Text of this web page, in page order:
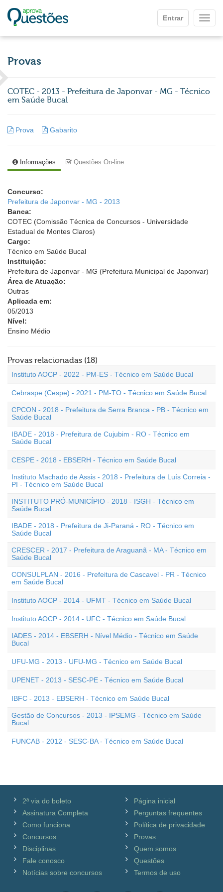
Entrar
Provas
COTEC - 2013 - Prefeitura de Japonvar - MG - Técnico
em Saúde Bucal
Prova Gabarito
Informações Questões On-line
Concurso:
Prefeitura de Japonvar - MG - 2013
Banca:
COTEC (Comissão Técnica de Concursos - Universidade
Estadual de Montes Claros)
Cargo:
Técnico em Saúde Bucal
Instituição:
Prefeitura de Japonvar - MG (Prefeitura Municipal de Japonvar)
Área de Atuação:
Outras
Aplicada em:
05/2013
Nível:
Ensino Médio
Provas relacionadas (18)
Instituto AOCP - 2022 - PM-ES - Técnico em Saúde Bucal
Cebraspe (Cespe) - 2021 - PM-TO - Técnico em Saúde Bucal
CPCON - 2018 - Prefeitura de Serra Branca - PB - Técnico em
Saúde Bucal
IBADE - 2018 - Prefeitura de Cujubim - RO - Técnico em
Saúde Bucal
CESPE - 2018 - EBSERH - Técnico em Saúde Bucal
Instituto Machado de Assis - 2018 - Prefeitura de Luís Correia -
PI - Técnico em Saúde Bucal
INSTITUTO PRÓ-MUNICÍPIO - 2018 - ISGH - Técnico em
Saúde Bucal
IBADE - 2018 - Prefeitura de Ji-Paraná - RO - Técnico em
Saúde Bucal
CRESCER - 2017 - Prefeitura de Araguanã - MA - Técnico em
Saúde Bucal
CONSULPLAN - 2016 - Prefeitura de Cascavel - PR - Técnico
em Saúde Bucal
Instituto AOCP - 2014 - UFMT - Técnico em Saúde Bucal
Instituto AOCP - 2014 - UFC - Técnico em Saúde Bucal
IADES - 2014 - EBSERH - Nível Médio - Técnico em Saúde
Bucal
UFU-MG - 2013 - UFU-MG - Técnico em Saúde Bucal
UPENET - 2013 - SESC-PE - Técnico em Saúde Bucal
IBFC - 2013 - EBSERH - Técnico em Saúde Bucal
Gestão de Concursos - 2013 - IPSEMG - Técnico em Saúde
Bucal
FUNCAB - 2012 - SESC-BA - Técnico em Saúde Bucal
2ª via do boleto
Assinatura Completa
Como funciona
Concursos
Disciplinas
Fale conosco
Notícias sobre concursos
Página inicial
Perguntas frequentes
Política de privacidade
Provas
Quem somos
Questões
Termos de uso